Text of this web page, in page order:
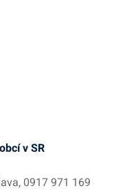
v SR
0917 971 169